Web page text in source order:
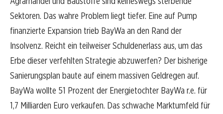
Sektoren. Das wahre Problem liegt tiefer. Eine auf Pump
finanzierte Expansion trieb BayWa an den Rand der
Insolvenz. Reicht ein teilweiser Schuldenerlass aus, um das
Erbe dieser verfehlten Strategie abzuwerfen? Der bisherige
Sanierungsplan baute auf einem massiven Geldregen auf.
BayWa wollte 51 Prozent der Energietochter BayWa r.e. für
1,7 Milliarden Euro verkaufen. Das schwache Marktumfeld für